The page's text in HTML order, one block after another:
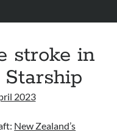
– Bildgebende
– Bildgebende
stroke in
Starship
2023
New Zealand’s